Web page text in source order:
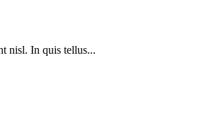
nisl. In quis tellus...